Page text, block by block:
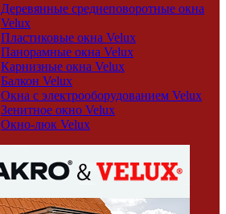
Деревянные среднеповоротные окна
Velux
Пластиковые окна Velux
Панорамные окна Velux
Карнизные окна Velux
Балкон Velux
Окна с электрооборудованием Velux
Зенитное окно Velux
Окно-люк Velux